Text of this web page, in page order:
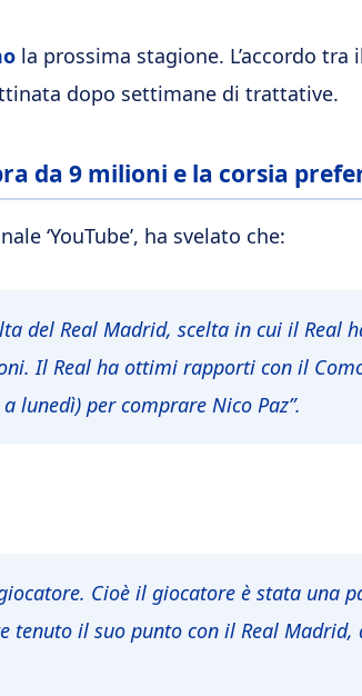
la prossima stagione. L’accordo tra
dopo settimane di trattative.
da 9 milioni e la corsia
‘YouTube’, ha svelato che:
del Real Madrid, scelta in cui il Real
Il Real ha ottimi rapporti con il
lunedì) per comprare Nico Paz”.
Cioè il giocatore è stata una
tenuto il suo punto con il Real